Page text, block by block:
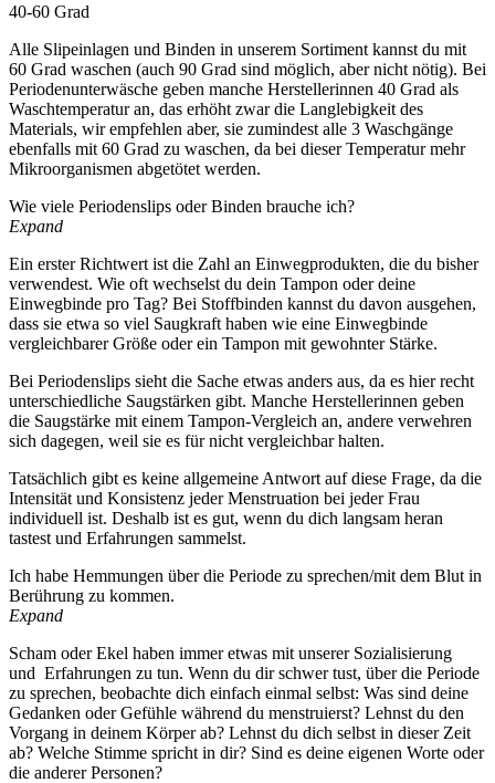
40-60 Grad
Alle Slipeinlagen und Binden in unserem Sortiment kannst du mit
60 Grad waschen (auch 90 Grad sind möglich, aber nicht nötig). Bei
Periodenunterwäsche geben manche Herstellerinnen 40 Grad als
Waschtemperatur an, das erhöht zwar die Langlebigkeit des
Materials, wir empfehlen aber, sie zumindest alle 3 Waschgänge
ebenfalls mit 60 Grad zu waschen, da bei dieser Temperatur mehr
Mikroorganismen abgetötet werden.
Wie viele Periodenslips oder Binden brauche ich?
Expand
Ein erster Richtwert ist die Zahl an Einwegprodukten, die du bisher
verwendest. Wie oft wechselst du dein Tampon oder deine
Einwegbinde pro Tag? Bei Stoffbinden kannst du davon ausgehen,
dass sie etwa so viel Saugkraft haben wie eine Einwegbinde
vergleichbarer Größe oder ein Tampon mit gewohnter Stärke.
Bei Periodenslips sieht die Sache etwas anders aus, da es hier recht
unterschiedliche Saugstärken gibt. Manche Herstellerinnen geben
die Saugstärke mit einem Tampon-Vergleich an, andere verwehren
sich dagegen, weil sie es für nicht vergleichbar halten.
Tatsächlich gibt es keine allgemeine Antwort auf diese Frage, da die
Intensität und Konsistenz jeder Menstruation bei jeder Frau
individuell ist. Deshalb ist es gut, wenn du dich langsam heran
tastest und Erfahrungen sammelst.
Ich habe Hemmungen über die Periode zu sprechen/mit dem Blut in
Berührung zu kommen.
Expand
Scham oder Ekel haben immer etwas mit unserer Sozialisierung
und Erfahrungen zu tun. Wenn du dir schwer tust, über die Periode
zu sprechen, beobachte dich einfach einmal selbst: Was sind deine
Gedanken oder Gefühle während du menstruierst? Lehnst du den
Vorgang in deinem Körper ab? Lehnst du dich selbst in dieser Zeit
ab? Welche Stimme spricht in dir? Sind es deine eigenen Worte oder
die anderer Personen?